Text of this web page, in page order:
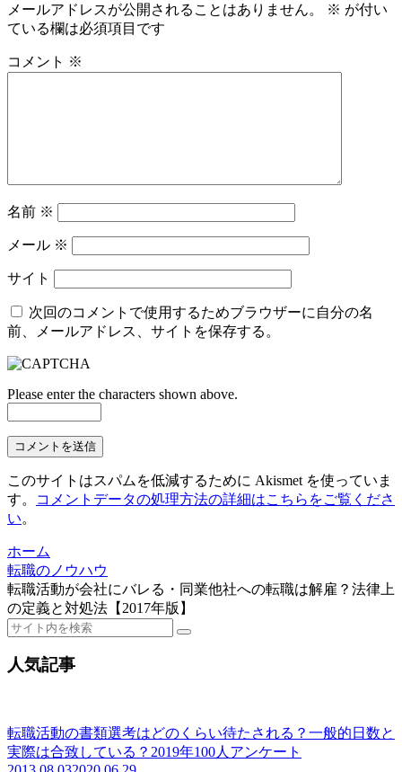
メールアドレスが公開されることはありません。 ※ が付い
ている欄は必須項目です
コメント ※
名前 ※
メール ※
サイト
次回のコメントで使用するためブラウザーに自分の名
前、メールアドレス、サイトを保存する。
Please enter the characters shown above.
このサイトはスパムを低減するために Akismet を使っていま
す。
コメントデータの処理方法の詳細はこちらをご覧くださ
い。
ホーム
転職のノウハウ
転職活動が会社にバレる・同業他社への転職は解雇？法律上
の定義と対処法【2017年版】
人気記事
転職活動の書類選考はどのくらい待たされる？一般的日数と
実際は合致している？2019年100人アンケート